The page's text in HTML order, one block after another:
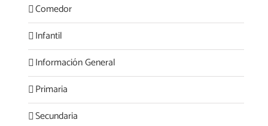
Comedor
Infantil
Información General
Primaria
Secundaria